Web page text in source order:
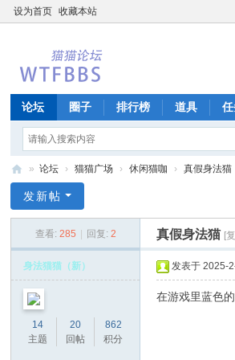
设为首页 收藏本站
论坛 圈子 排行榜 道具
T
» 论坛 › 猫猫广场 › 休闲猫咖 › 真假身法猫
发新帖
查看: 285 回复: 2 真假身法猫 [
身法猫猫（新）
14
主题
20
回帖
862
积分
发表于 2025-
在游戏里蓝色